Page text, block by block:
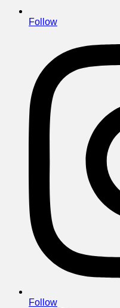
Follow
Follow